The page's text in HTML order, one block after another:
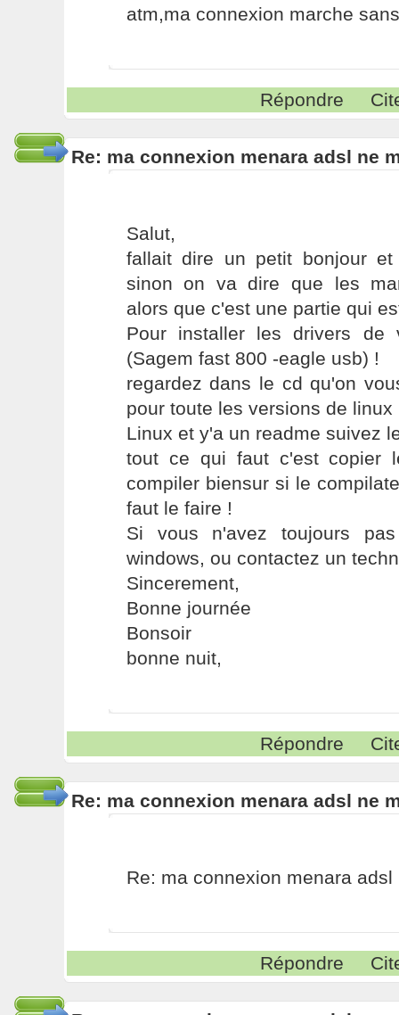
atm,ma connexion marche
Répondre
Re: ma connexion menara adsl ne
Salut,
fallait dire un petit bonjour
sinon on va dire que les
alors que c'est une partie qui
Pour installer les drivers de
(Sagem fast 800 -eagle usb) !
regardez dans le cd qu'on
pour toute les versions de
Linux et y'a un readme suivez
tout ce qui faut c'est copier
compiler biensur si le
faut le faire !
Si vous n'avez toujours
windows, ou contactez un
Sincerement,
Bonne journée
Bonsoir
bonne nuit,
Répondre
Re: ma connexion menara adsl ne
Re: ma connexion menara
Répondre